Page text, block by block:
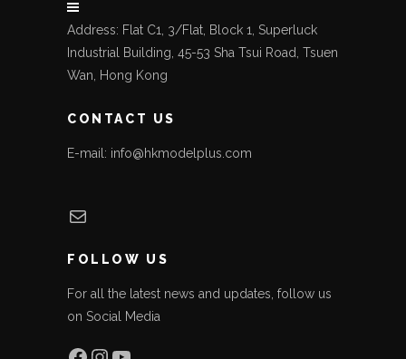
Address: Flat C1, 3/Flat, Block 1, Superluck
Industrial Building, 45-53 Sha Tsui Road, Tsuen
Wan, Hong Kong
CONTACT US
E-mail: info@hkmodelplus.com
Mail
FOLLOW US
For all the latest news and updates, follow us
on Social Media